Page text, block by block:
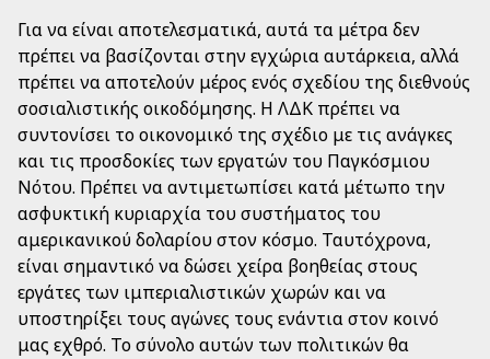
Για να είναι αποτελεσματικά, αυτά τα μέτρα δεν
πρέπει να βασίζονται στην εγχώρια αυτάρκεια, αλλά
πρέπει να αποτελούν μέρος ενός σχεδίου της διεθνούς
σοσιαλιστικής οικοδόμησης. Η ΛΔΚ πρέπει να
συντονίσει το οικονομικό της σχέδιο με τις ανάγκες
και τις προσδοκίες των εργατών του Παγκόσμιου
Νότου. Πρέπει να αντιμετωπίσει κατά μέτωπο την
ασφυκτική κυριαρχία του συστήματος του
αμερικανικού δολαρίου στον κόσμο. Ταυτόχρονα,
είναι σημαντικό να δώσει χείρα βοηθείας στους
εργάτες των ιμπεριαλιστικών χωρών και να
υποστηρίξει τους αγώνες τους ενάντια στον κοινό
μας εχθρό. Το σύνολο αυτών των πολιτικών θα